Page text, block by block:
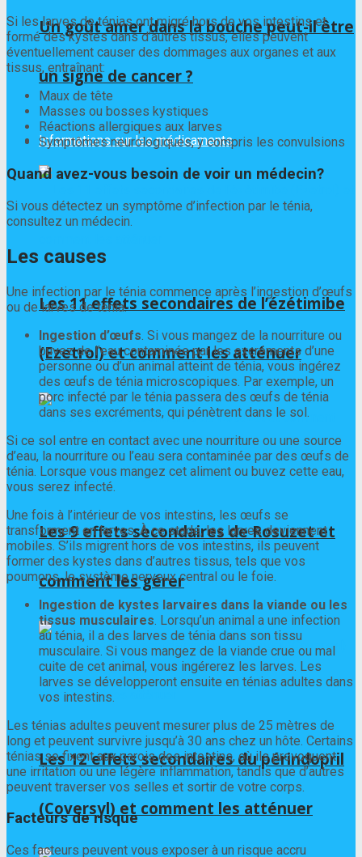
Un goût amer dans la bouche peut-il être
un signe de cancer ?
Informations sur les médicaments
Les 11 effets secondaires de l’ézétimibe
(Ezetrol) et comment les atténuer
Les 9 effets secondaires de Rosuzet et
comment les gérer
Les 12 effets secondaires du périndopril
(Coversyl) et comment les atténuer
Si les larves de ténias ont migré hors de vos intestins et
formé des kystes dans d’autres tissus, elles peuvent
éventuellement causer des dommages aux organes et aux
tissus, entraînant:
Maux de tête
Masses ou bosses kystiques
Réactions allergiques aux larves
Symptômes neurologiques, y compris les convulsions
Quand avez-vous besoin de voir un médecin?
Si vous détectez un symptôme d’infection par le ténia,
consultez un médecin.
Les causes
Une infection par le ténia commence après l’ingestion d’œufs
ou de larves de ténia.
Ingestion d’œufs. Si vous mangez de la nourriture ou
buvez de l’eau contaminée par les excréments d’une
personne ou d’un animal atteint de ténia, vous ingérez
des œufs de ténia microscopiques. Par exemple, un
porc infecté par le ténia passera des œufs de ténia
dans ses excréments, qui pénètrent dans le sol.
Si ce sol entre en contact avec une nourriture ou une source
d’eau, la nourriture ou l’eau sera contaminée par des œufs de
ténia. Lorsque vous mangez cet aliment ou buvez cette eau,
vous serez infecté.
Une fois à l’intérieur de vos intestins, les œufs se
transforment en larves. À ce stade, les larves deviennent
mobiles. S’ils migrent hors de vos intestins, ils peuvent
former des kystes dans d’autres tissus, tels que vos
poumons, le système nerveux central ou le foie.
Ingestion de kystes larvaires dans la viande ou les
tissus musculaires. Lorsqu’un animal a une infection
au ténia, il a des larves de ténia dans son tissu
musculaire. Si vous mangez de la viande crue ou mal
cuite de cet animal, vous ingérerez les larves. Les
larves se développeront ensuite en ténias adultes dans
vos intestins.
Les ténias adultes peuvent mesurer plus de 25 mètres de
long et peuvent survivre jusqu’à 30 ans chez un hôte. Certains
ténias se fixent aux parois des intestins, où ils provoquent
une irritation ou une légère inflammation, tandis que d’autres
peuvent traverser vos selles et sortir de votre corps.
Facteurs de risque
Ces facteurs peuvent vous exposer à un risque accru